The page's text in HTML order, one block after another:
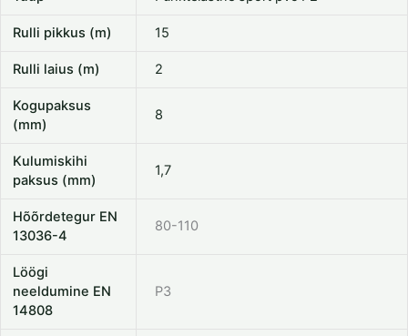
Rulli pikkus (m) 15
Rulli laius (m) 2
Kogupaksus
(mm)
8
Kulumiskihi
paksus (mm)
1,7
Hõõrdetegur EN
13036-4
80-110
Löögi
neeldumine EN
14808
P3